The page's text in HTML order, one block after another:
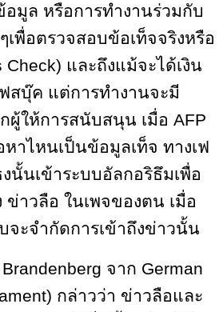
อมูล หรือการทำงานร่วมกับ
เพื่อตรวจสอบข้อเท็จจริงหรือ
และถึงแม้จะได้เงิน
สบุ๊ค แต่การทำงานจะมี
ผู้ให้การสนับสนุน เมื่อ AFP
หาไหนเป็นข้อมูลเท็จ ทางเฟ
นั้นเข้าระบบอัลกอริธึมเพื่อ
าวลือ ในเพจของตน เมื่อ
จะจำกัดการเข้าถึงข่าวนั้น
จาก German
กล่าวว่า ข่าวลือและ